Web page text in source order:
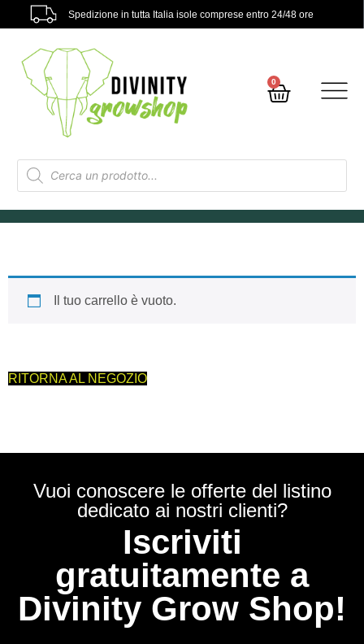
Spedizione in tutta Italia isole comprese entro 24/48 ore
0
Il tuo carrello è vuoto.
RITORNA AL NEGOZIO
Vuoi conoscere le offerte del listino
dedicato ai nostri clienti?
Iscriviti
gratuitamente a
Divinity Grow Shop!